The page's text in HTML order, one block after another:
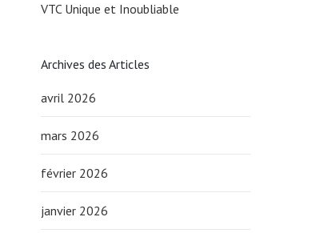
VTC Unique et Inoubliable
Archives des Articles
avril 2026
mars 2026
février 2026
janvier 2026